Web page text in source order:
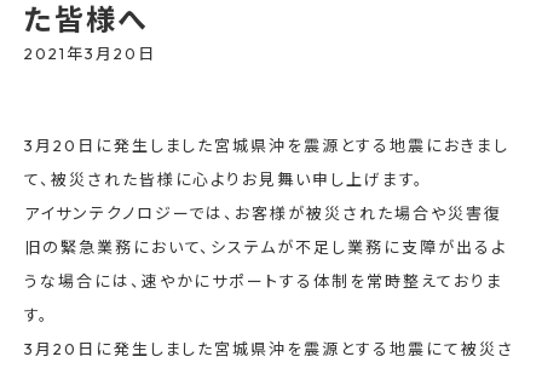
た皆様へ
2021年3月20日
3月20日に発生しました宮城県沖を震源とする地震におきまし
て、被災された皆様に心よりお見舞い申し上げます。
アイサンテクノロジーでは、お客様が被災された場合や災害復
旧の緊急業務において、システムが不足し業務に支障が出るよ
うな場合には、速やかにサポートする体制を常時整えておりま
す。
3月20日に発生しました宮城県沖を震源とする地震にて被災さ